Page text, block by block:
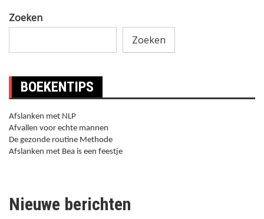
Zoeken
Zoeken
BOEKENTIPS
Afslanken met NLP
Afvallen voor echte mannen
De gezonde routine Methode
Afslanken met Bea is een feestje
Nieuwe berichten